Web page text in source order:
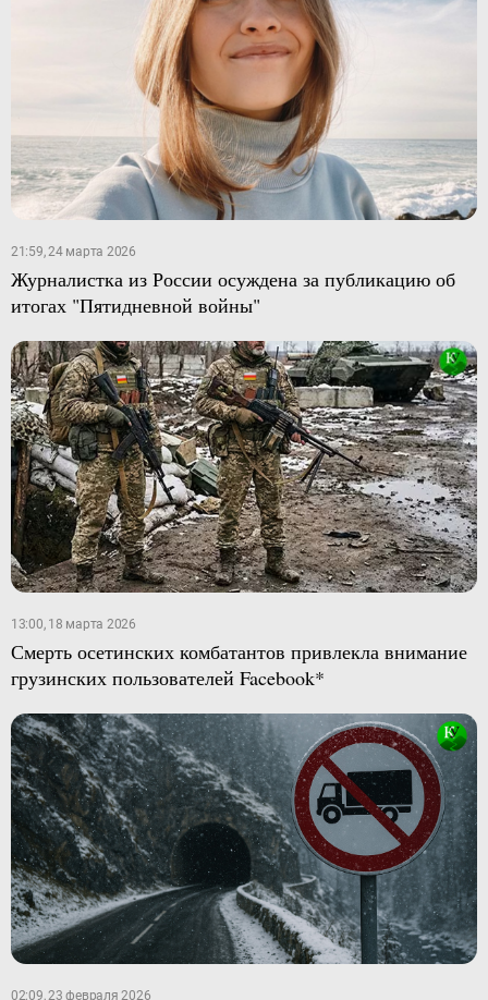
21:59, 24 марта 2026
Журналистка из России осуждена за публикацию об
итогах "Пятидневной войны"
13:00, 18 марта 2026
Смерть осетинских комбатантов привлекла внимание
грузинских пользователей Facebook*
02:09, 23 февраля 2026